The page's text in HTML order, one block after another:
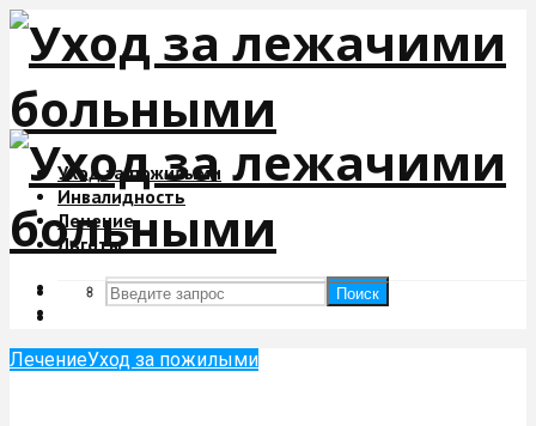
Уход за пожилыми
Инвалидность
Лечение
Льготы
Поиск
Поиск
ЛечениеУход за пожилыми